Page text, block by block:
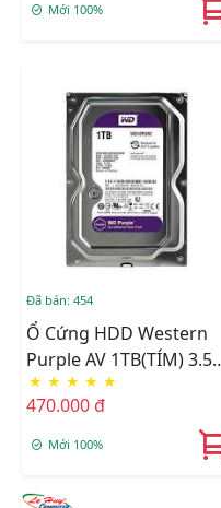
Mới 100%
Đã bán: 454
Ổ Cứng HDD Western
Purple AV 1TB(TÍM) 3.5"
Sata 3 CTY- BH 2 NĂM
★ ★ ★ ★ ★
470.000 đ
Mới 100%